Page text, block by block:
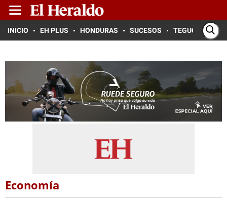
INICIO EH PLUS HONDURAS SUCESOS TEGUCIGALPA
Economía